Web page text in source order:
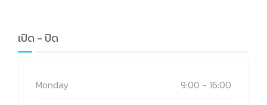
เปิด - ปิด
Monday
9:00 - 16:00